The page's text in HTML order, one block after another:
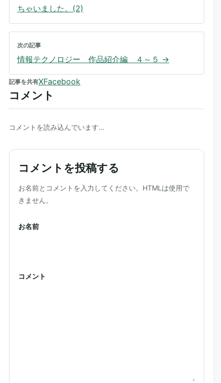
ちゃいました。(2)
次の記事
情報テクノロジー 作品紹介編 ４～５ →
記事を共有XFacebook
コメント
コメントを読み込んでいます…
コメントを投稿する
お名前とコメントを入力してください。HTMLは使用で
きません。
お名前
コメント
ウェブサイト